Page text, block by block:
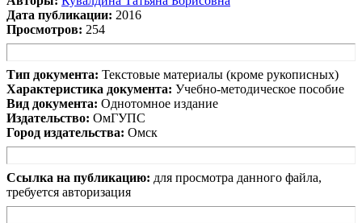
Дата публикации: 2016
Просмотров: 254
Тип документа: Текстовые материалы (кроме рукописных)
Характеристика документа: Учебно-методическое пособие
Вид документа: Однотомное издание
Издательство: ОмГУПС
Город издательства: Омск
Ссылка на публикацию: для просмотра данного файла,
требуется авторизация